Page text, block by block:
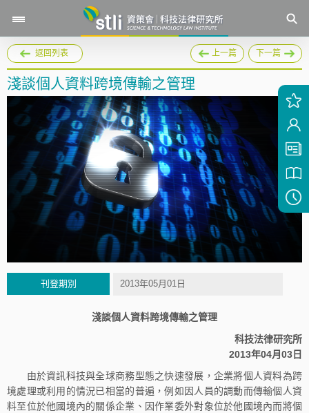
返回列表 上一篇 下一篇
淺談個人資料跨境傳輸之管理
刊登期別 2013年05月01日
淺談個人資料跨境傳輸之管理
科技法律研究所
2013年04月03日
由於資訊科技與全球商務型態之快速發展，企業將個人資料為跨
境處理或利用的情況已相當的普遍，例如因人員的調動而傳輸個人資
料至位於他國境內的關係企業、因作業委外對象位於他國境內而將個